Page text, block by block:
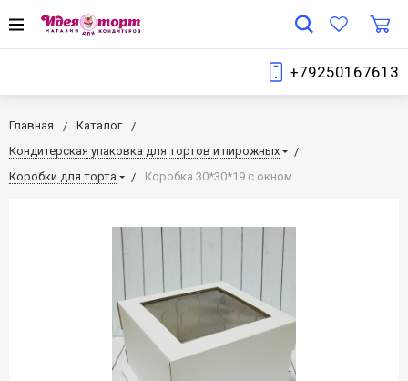
+79250167613
Главная
Каталог
Кондитерская упаковка для тортов и пирожных
Коробки для торта
Коробка 30*30*19 с окном